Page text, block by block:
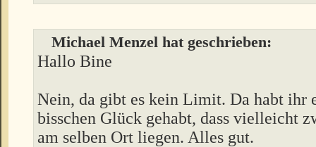
Michael Menzel hat geschrieben:
Hallo Bine
Nein, da gibt es kein Limit. Da habt ihr
bisschen Glück gehabt, dass vielleicht
am selben Ort liegen. Alles gut.